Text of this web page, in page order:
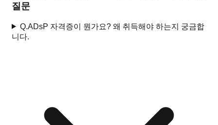
질문
Q.ADsP 자격증이 뭔가요? 왜 취득해야 하는지 궁금합
니다.